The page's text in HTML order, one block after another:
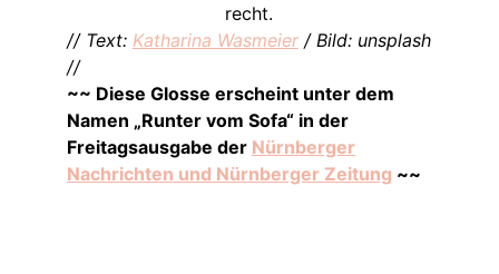
recht.
// Text: Katharina Wasmeier/ Bild: unsplash
//
~~ Diese Glosse erscheint unter dem
Namen „Runter vom Sofa“ in der
Freitagsausgabe der Nürnberger
Nachrichten und Nürnberger Zeitung ~~